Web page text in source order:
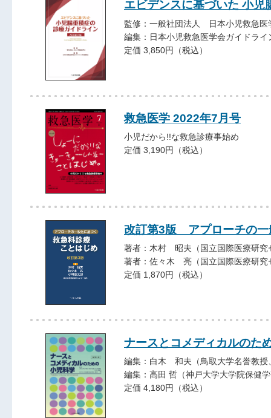
エビデンスに基づいた 小児
監修：一般社団法人 日本小児救急医
編集：日本小児救急医学会ガイドライ
定価 3,850円（税込）
救急医学 2022年7月号
小児だから!!な救急診療事始め
定価 3,190円（税込）
改訂第3版 アプローチの
著者：木村 昭夫（国立国際医療研究
著者：佐々木 亮（国立国際医療研究
定価 1,870円（税込）
ナースとコメディカルのた
編集：白木 和夫（鳥取大学名誉教授
編集：高田 哲（神戸大学大学院保健
定価 4,180円（税込）